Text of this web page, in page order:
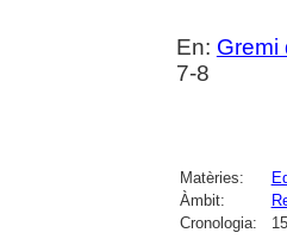
En: Gremi
7-8
Matèries:
Àmbit:
Cronologia: